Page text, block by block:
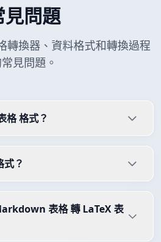
見問題
轉換器、資料格式和轉換過程
見問題。
格式？
式？
表格 轉 LaTeX 表